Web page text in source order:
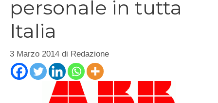
personale in tutta
Italia
3 Marzo 2014 di Redazione